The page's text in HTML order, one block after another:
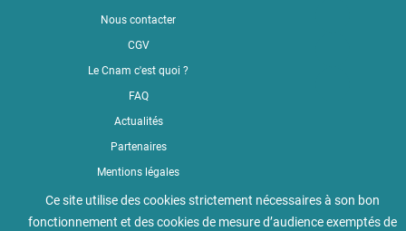
Nous contacter
CGV
Le Cnam c'est quoi ?
FAQ
Actualités
Partenaires
Mentions légales
Qualité
Règlement intérieur
Ce site utilise des cookies strictement nécessaires à son bon
fonctionnement et des cookies de mesure d’audience exemptés de